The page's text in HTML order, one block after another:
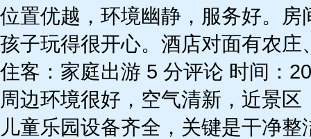
位置优越，环境幽静，服务好。
孩子玩得很开心。酒店对面有农
住客：家庭出游 5 分评论 时间：
周边环境很好，空气清新，近景
儿童乐园设备齐全，关键是干净整